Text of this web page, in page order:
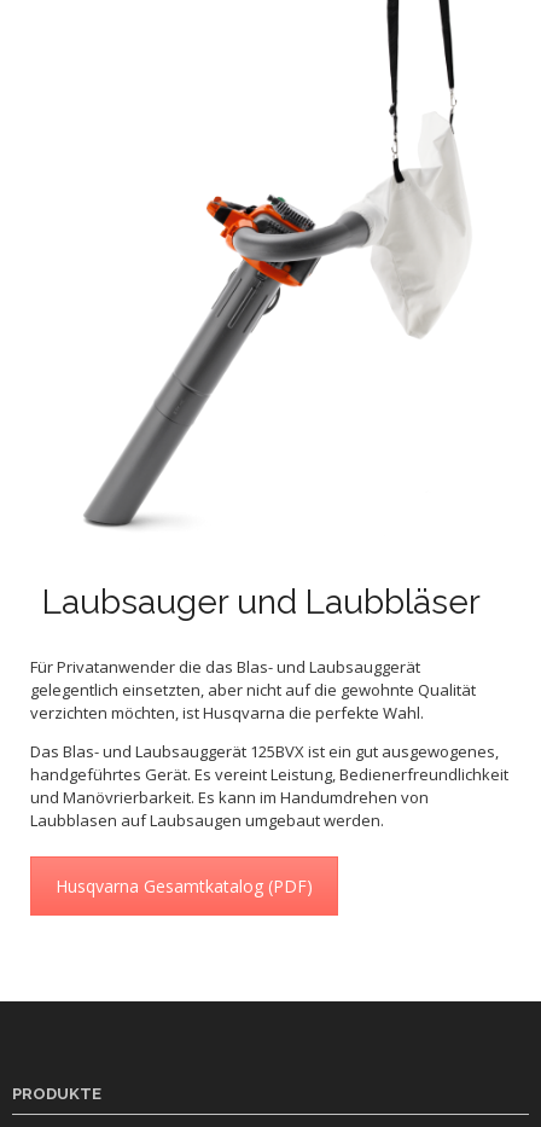
Laubsauger und Laubbläser
Für Privatanwender die das Blas- und Laubsauggerät
gelegentlich einsetzten, aber nicht auf die gewohnte Qualität
verzichten möchten, ist Husqvarna die perfekte Wahl.
Das Blas- und Laubsauggerät 125BVX ist ein gut ausgewogenes,
handgeführtes Gerät. Es vereint Leistung, Bedienerfreundlichkeit
und Manövrierbarkeit. Es kann im Handumdrehen von
Laubblasen auf Laubsaugen umgebaut werden.
Husqvarna Gesamtkatalog (PDF)
PRODUKTE